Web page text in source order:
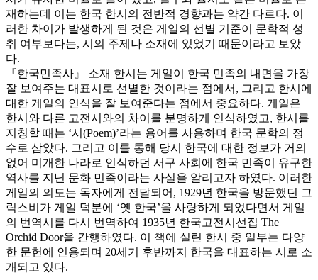
재하는데 이는 한국 한시의 전반적 경향과는 약간 다르다. 이
러한 차이가 발생하게 된 것은 게일의 선별 기준이 문학적 성
취 여부보다는, 시의 주제나 소재에 있었기 때문이라고 보았
다.
『한국민족사』 소재 한시는 게일이 한국 민족의 내면을 가장
잘 보여주는 대표시로 선별한 것이라는 점에서, 그리고 한시에
대한 게일의 인식을 잘 보여준다는 점에서 중요하다. 게일은
한시와 다른 고전시와의 차이를 분명하게 인식하였고, 한시를
지칭할 때는 ‘시(Poem)’라는 용어를 사용하며 한국 문학의 정
수로 삼았다. 그리고 이를 통해 당시 한국에 대한 정보가 거의
없어 미개한 나라로 인식하던 서구 사회에 한국 민족이 유구한
역사를 지닌 문화 민족이라는 사실을 알리고자 하였다. 이러한
게일의 의도는 독자에게 전달되어, 1929년 한국을 방문했던 그
릭스비가 게일 덕분에 ‘옛 한국’을 사랑하게 되었다면서 게일
의 번역시를 다시 번역하여 1935년 한국고전시선집 The
Orchid Door을 간행하였다. 이 책에 실린 한시 중 일부는 다양
한 문헌에 인용되며 20세기 후반까지 한국을 대표하는 시로 소
개되고 있다.